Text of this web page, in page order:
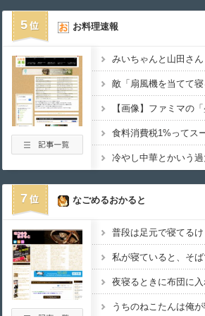
5 お料理速報
冷やし中華とかいう
7 なごめるおかると